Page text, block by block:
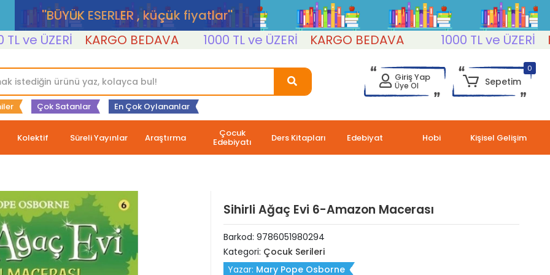
''BÜYÜK ESERLER , küçük fiyatlar''
ÜZERİ KARGO BEDAVA 1000 TL ve ÜZERİ KARGO BEDAVA 1000 TL ve ÜZERİ
Çok Satanlar En Çok Oylananlar
Giriş Yap
Üye Ol
0
Sepetim
Kolektif Süreli Yayınlar Araştırma Çocuk
Edebiyatı Ders Kitapları Edebiyat Hobi Kişisel Gelişim
Sihirli Ağaç Evi 6-Amazon Macerası
Barkod: 9786051980294
Kategori: Çocuk Serileri
Yazar: Mary Pope Osborne